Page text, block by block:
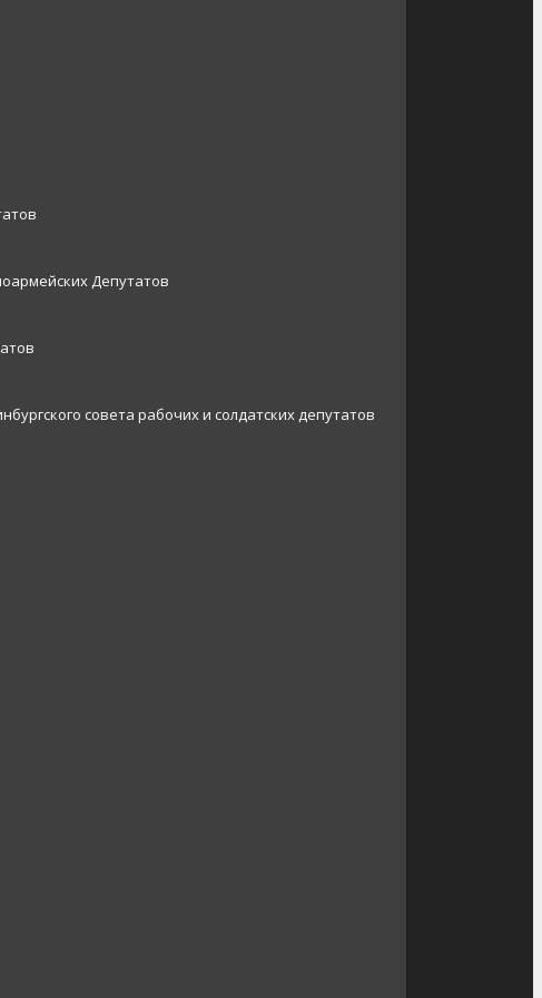
Депутатов
совета рабочих и солдатских депутатов